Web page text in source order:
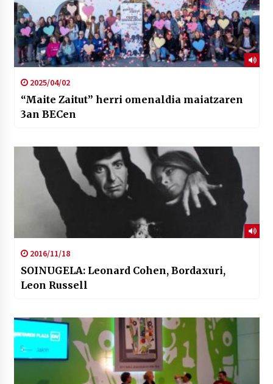
2025/04/02
“Maite Zaitut” herri omenaldia maiatzaren
3an BECen
2016/11/18
SOINUGELA: Leonard Cohen, Bordaxuri,
Leon Russell